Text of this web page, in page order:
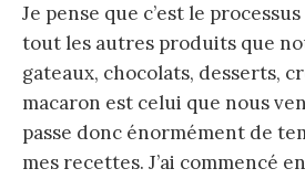
Je pense que c’est le
tout les autres produits que
gateaux, chocolats, desserts,
macaron est celui que nous
passe donc énormément de
mes recettes. J’ai commencé